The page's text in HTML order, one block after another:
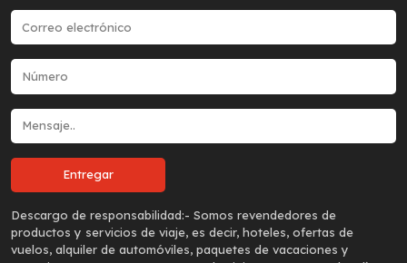
Descargo de responsabilidad:- Somos revendedores de
productos y servicios de viaje, es decir, hoteles, ofertas de
vuelos, alquiler de automóviles, paquetes de vacaciones y